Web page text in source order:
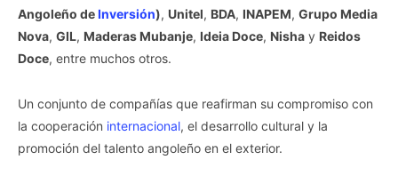
Angoleño deInversión), Unitel, BDA, INAPEM, Grupo Media
Nova, GIL, Maderas Mubanje, Ideia Doce, Nisha y Reidos
Doce, entre muchos otros.
Un conjunto de compañías que reafirman su compromiso con
la cooperación internacional, el desarrollo cultural y la
promoción del talento angoleño en el exterior.